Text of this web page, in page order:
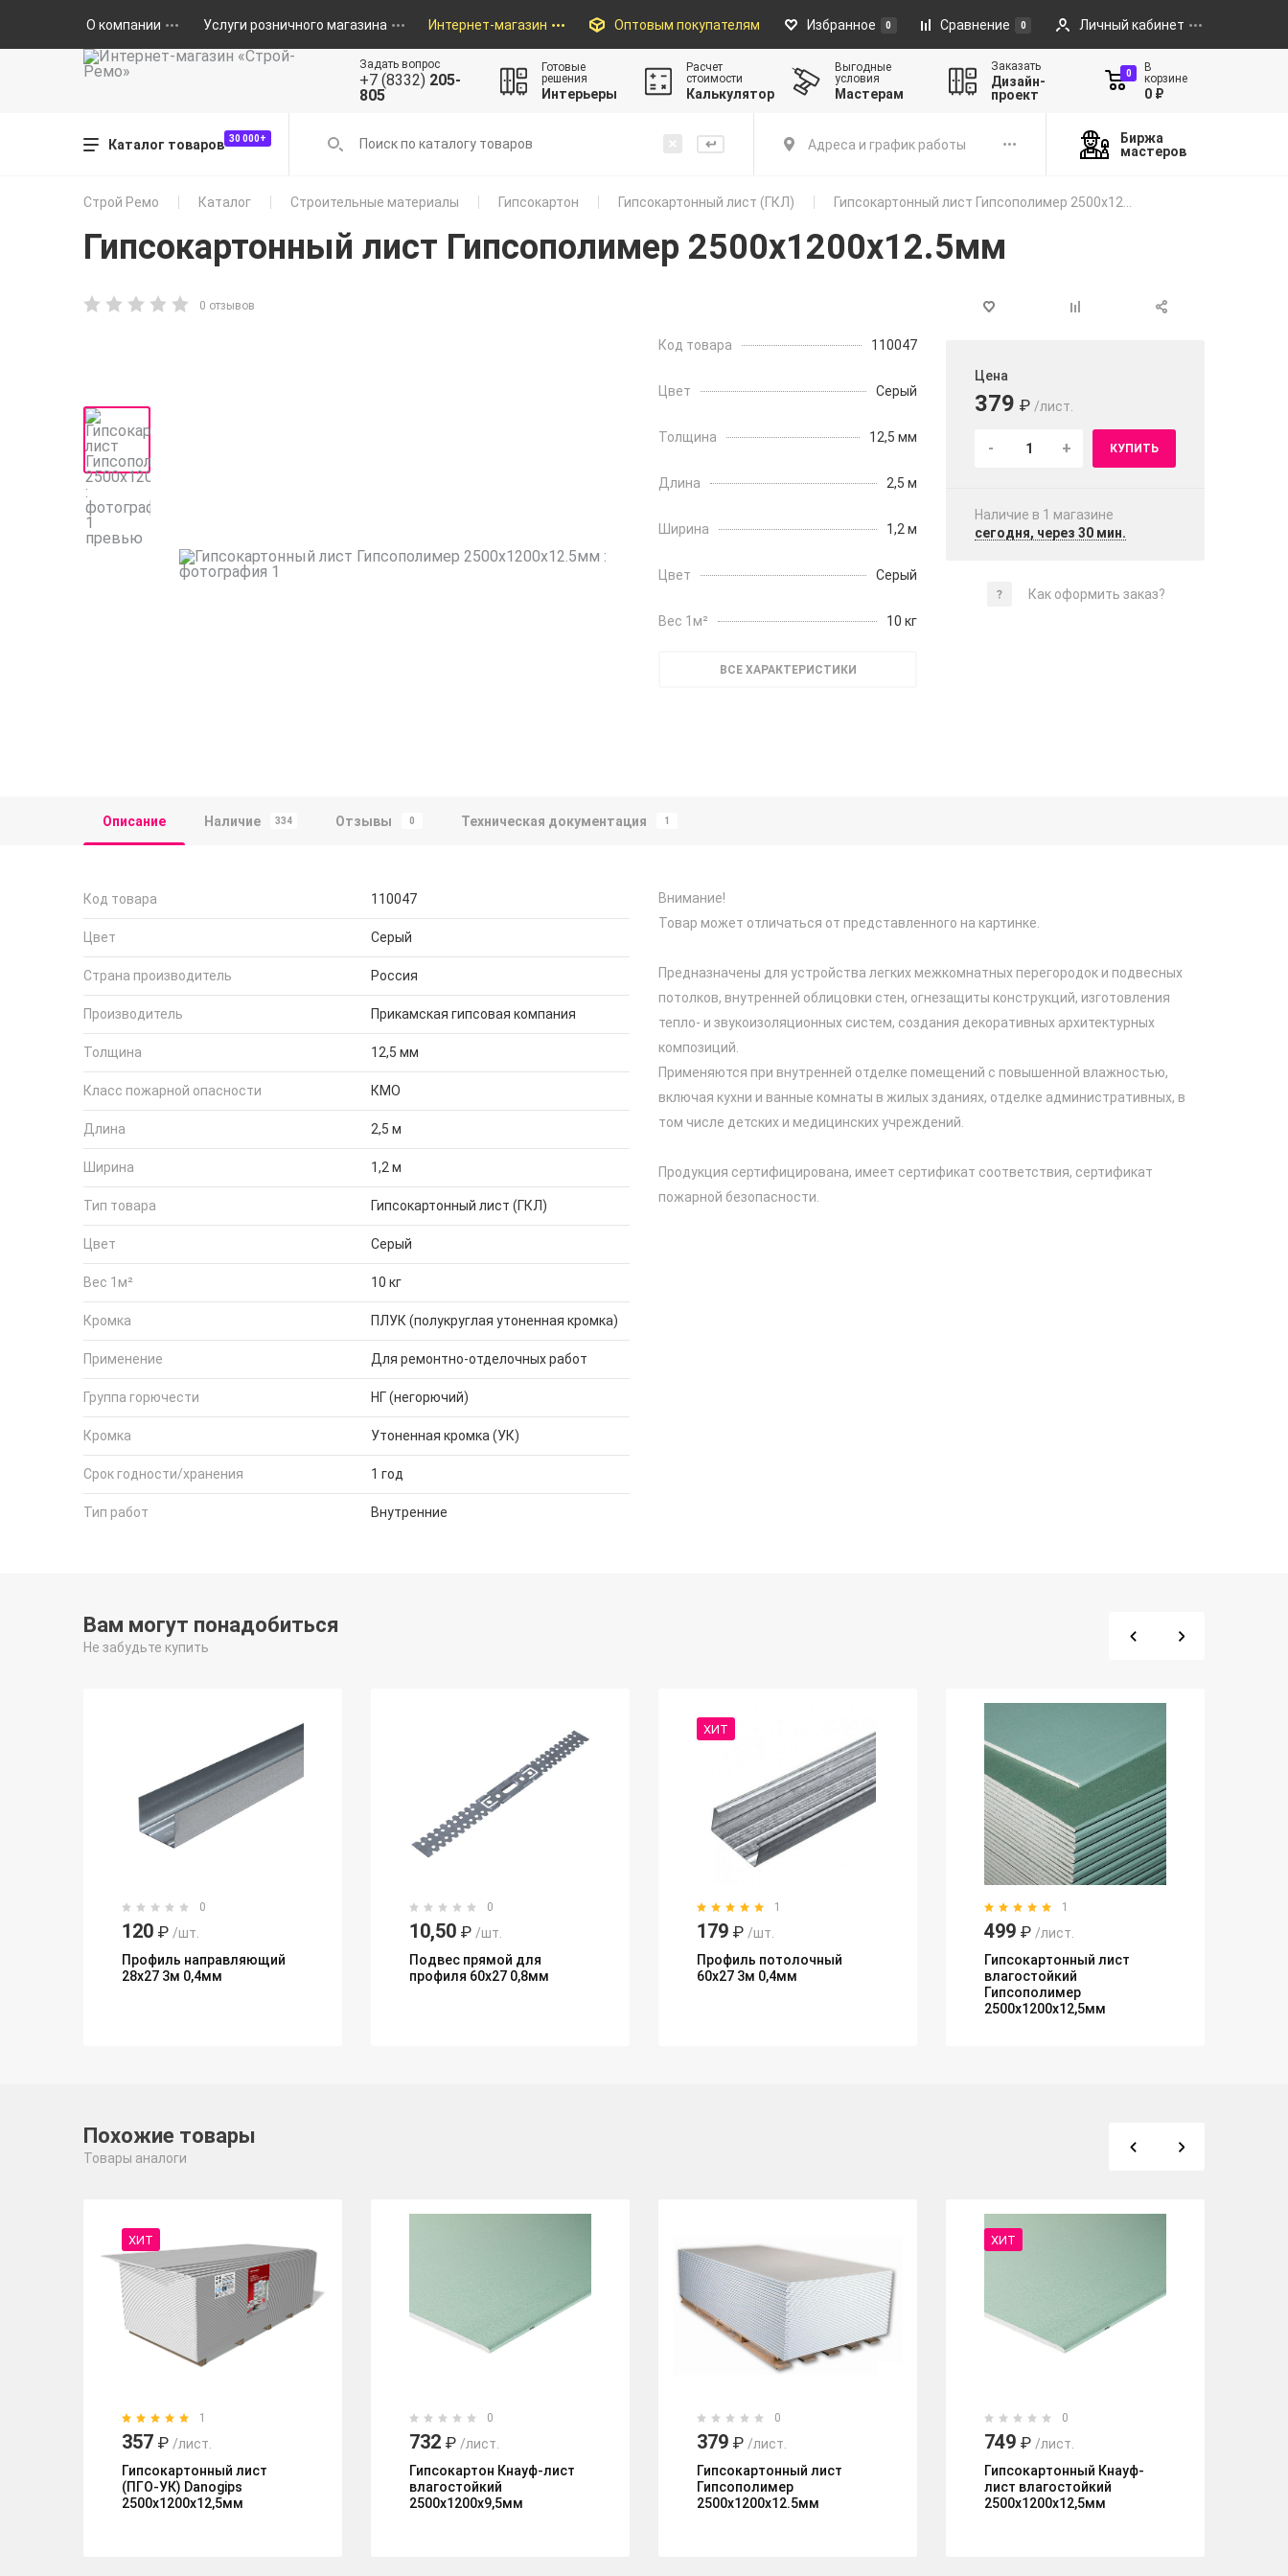
О компании Услуги розничного магазина Интернет-магазин Оптовым покупателям Избранное 0 Сравнение 0 Личный кабинет
Задать вопрос
+7 (8332) 205-
805
Готовые
решения
Интерьеры
Расчет
стоимости
Калькулятор
Выгодные
условия
Мастерам
Заказать
Дизайн-
проект
0
В
корзине
0 ₽
Каталог товаров 30 000+ Адреса и график работы
Биржа
мастеров
Строй Ремо Каталог Строительные материалы Гипсокартон Гипсокартонный лист (ГКЛ) Гипсокартонный лист Гипсополимер 2500х12...
Гипсокартонный лист Гипсополимер 2500х1200х12.5мм
0 отзывов
Код товара 110047
Цвет Серый
Толщина 12,5 мм
Длина 2,5 м
Ширина 1,2 м
Цвет Серый
Вес 1м² 10 кг
ВСЕ ХАРАКТЕРИСТИКИ
Цена
379 ₽ /лист.
- + КУПИТЬ
Наличие в 1 магазинe
сегодня, через 30 мин.
Как оформить заказ?
Описание Наличие 334 Отзывы 0 Техническая документация 1
Код товара 110047
Цвет Серый
Страна производитель Россия
Производитель Прикамская гипсовая компания
Толщина 12,5 мм
Класс пожарной опасности КМО
Длина 2,5 м
Ширина 1,2 м
Тип товара Гипсокартонный лист (ГКЛ)
Цвет Серый
Вес 1м² 10 кг
Кромка ПЛУК (полукруглая утоненная кромка)
Применение Для ремонтно-отделочных работ
Группа горючести НГ (негорючий)
Кромка Утоненная кромка (УК)
Срок годности/хранения 1 год
Тип работ Внутренние
Внимание!
Товар может отличаться от представленного на картинке.
Предназначены для устройства легких межкомнатных перегородок и подвесных
потолков, внутренней облицовки стен, огнезащиты конструкций, изготовления
тепло- и звукоизоляционных систем, создания декоративных архитектурных
композиций.
Применяются при внутренней отделке помещений с повышенной влажностью,
включая кухни и ванные комнаты в жилых зданиях, отделке административных, в
том числе детских и медицинских учреждений.
Продукция сертифицирована, имеет сертификат соответствия, сертификат
пожарной безопасности.
Вам могут понадобиться
Не забудьте купить
0
120 ₽ /шт.
Профиль направляющий
28x27 3м 0,4мм
0
10,50 ₽ /шт.
Подвес прямой для
профиля 60х27 0,8мм
ХИТ
1
179 ₽ /шт.
Профиль потолочный
60x27 3м 0,4мм
1
499 ₽ /лист.
Гипсокартонный лист
влагостойкий
Гипсополимер
2500х1200х12,5мм
Похожие товары
Товары аналоги
ХИТ
1
357 ₽ /лист.
Гипсокартонный лист
(ПГО-УК) Danogips
2500х1200х12,5мм
0
732 ₽ /лист.
Гипсокартон Кнауф-лист
влагостойкий
2500х1200х9,5мм
0
379 ₽ /лист.
Гипсокартонный лист
Гипсополимер
2500х1200х12.5мм
ХИТ
0
749 ₽ /лист.
Гипсокартонный Кнауф-
лист влагостойкий
2500х1200х12,5мм